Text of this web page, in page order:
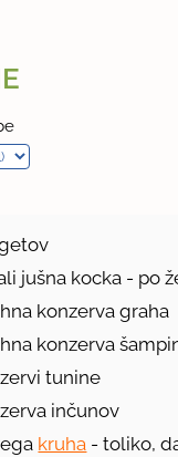
jušna kocka - po
konzerva graha
konzerva
tunine
inčunov
kruha - toliko,